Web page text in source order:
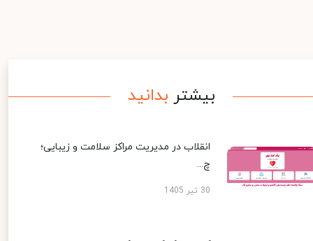
بیشتر بدانید
انقلاب در مدیریت مراکز سلامت و زیبایی؛
چ...
30 تیر 1405